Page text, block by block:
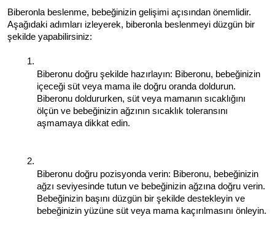
Biberonla beslenme, bebeğinizin gelişimi açısından önemlidir.
Aşağıdaki adımları izleyerek, biberonla beslenmeyi düzgün bir
şekilde yapabilirsiniz:
Biberonu doğru şekilde hazırlayın: Biberonu, bebeğinizin
içeceği süt veya mama ile doğru oranda doldurun.
Biberonu doldururken, süt veya mamanın sıcaklığını
ölçün ve bebeğinizin ağzının sıcaklık toleransını
aşmamaya dikkat edin.
Biberonu doğru pozisyonda verin: Biberonu, bebeğinizin
ağzı seviyesinde tutun ve bebeğinizin ağzına doğru verin.
Bebeğinizin başını düzgün bir şekilde destekleyin ve
bebeğinizin yüzüne süt veya mama kaçırılmasını önleyin.